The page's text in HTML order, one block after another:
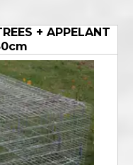
+ APPELANT